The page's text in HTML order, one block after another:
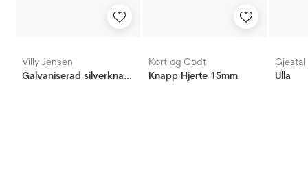
Villy Jensen
Galvaniserad silverknapp, hjärta 23mm
Kort og Godt
Knapp Hjerte 15mm
Gjestal
Ulla